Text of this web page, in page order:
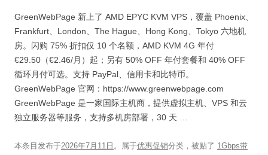
GreenWebPage 新上了 AMD EPYC KVM VPS，覆盖 Phoenix、
Frankfurt、London、The Hague、Hong Kong、Tokyo 六地机
房。闪购 75% 折扣仅 10 个名额，AMD KVM 4G 年付
€29.50（€2.46/月）起；另有 50% OFF 年付套餐和 40% OFF
循环月付可选。支持 PayPal、信用卡和比特币。
GreenWebPage 官网：https://www.greenwebpage.com
GreenWebPage 是一家国际主机商，提供虚拟主机、VPS 和云
独立服务器等服务，支持多机房部署，30 天 …
本条目发布于2026年7月11日 。属于优惠促销分类，被贴了 1Gbps带